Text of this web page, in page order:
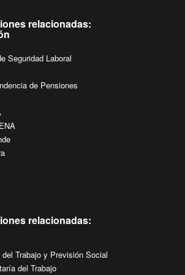
relacionadas:
Seguridad Laboral
de Pensiones
relacionadas:
Trabajo y Previsión Social
del Trabajo